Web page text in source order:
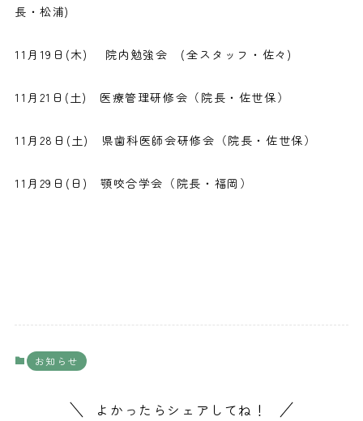
長・松浦)
11月19日(木) 院内勉強会 (全スタッフ・佐々)
11月21日(土) 医療管理研修会 （院長・佐世保）
11月28日(土) 県歯科医師会研修会 （院長・佐世保）
11月29日(日) 顎咬合学会 （院長・福岡）
お知らせ
よかったらシェアしてね！